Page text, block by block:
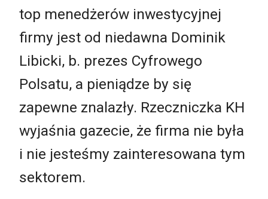
top menedżerów inwestycyjnej
firmy jest od niedawna Dominik
Libicki, b. prezes Cyfrowego
Polsatu, a pieniądze by się
zapewne znalazły. Rzeczniczka KH
wyjaśnia gazecie, że firma nie była
i nie jesteśmy zainteresowana tym
sektorem.